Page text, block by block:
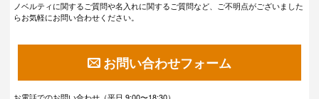
ノベルティに関するご質問や名入れに関するご質問など、ご不明点がございました
らお気軽にお問い合わせください。
お問い合わせフォーム